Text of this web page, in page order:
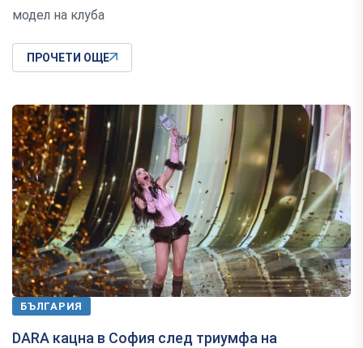
модел на клуба
ПРОЧЕТИ ОЩЕ
БЪЛГАРИЯ
DARA кацна в София след триумфа на